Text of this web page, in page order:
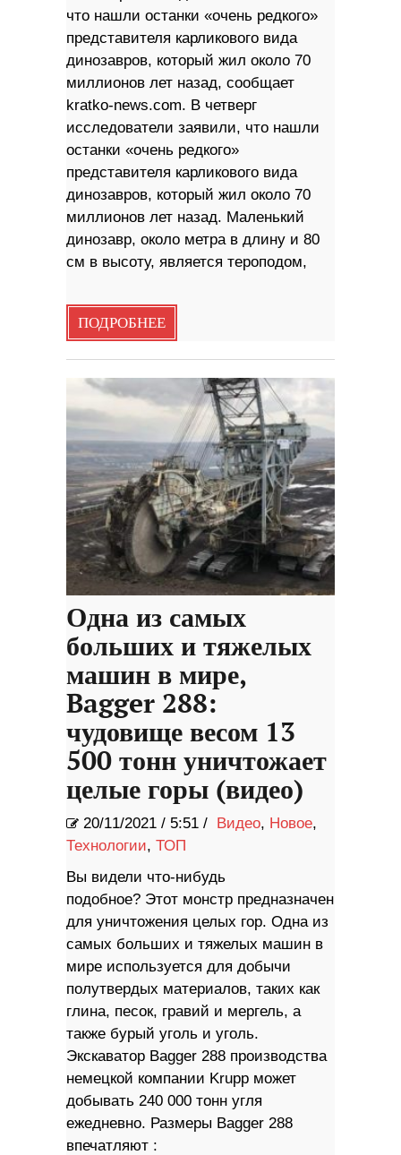
что нашли останки «очень редкого»
представителя карликового вида
динозавров, который жил около 70
миллионов лет назад, сообщает
kratko-news.com. В четверг
исследователи заявили, что нашли
останки «очень редкого»
представителя карликового вида
динозавров, который жил около 70
миллионов лет назад. Маленький
динозавр, около метра в длину и 80
см в высоту, является тероподом,
ПОДРОБНЕЕ
Одна из самых
больших и тяжелых
машин в мире,
Bagger 288:
чудовище весом 13
500 тонн уничтожает
целые горы (видео)
20/11/2021 / 5:51 / Видео, Новое,
Технологии, ТОП
Вы видели что-нибудь
подобное? Этот монстр предназначен
для уничтожения целых гор. Одна из
самых больших и тяжелых машин в
мире используется для добычи
полутвердых материалов, таких как
глина, песок, гравий и мергель, а
также бурый уголь и уголь.
Экскаватор Bagger 288 производства
немецкой компании Krupp может
добывать 240 000 тонн угля
ежедневно. Размеры Bagger 288
впечатляют :